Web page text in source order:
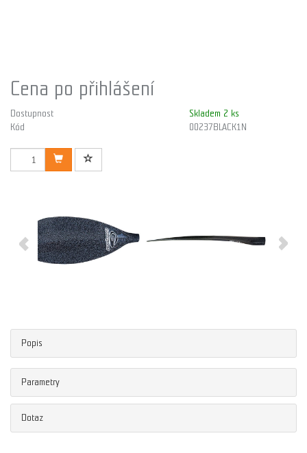
Cena po přihlášení
Dostupnost
Skladem 2 ks
Kód
00237BLACK1N
Popis
Parametry
Dotaz